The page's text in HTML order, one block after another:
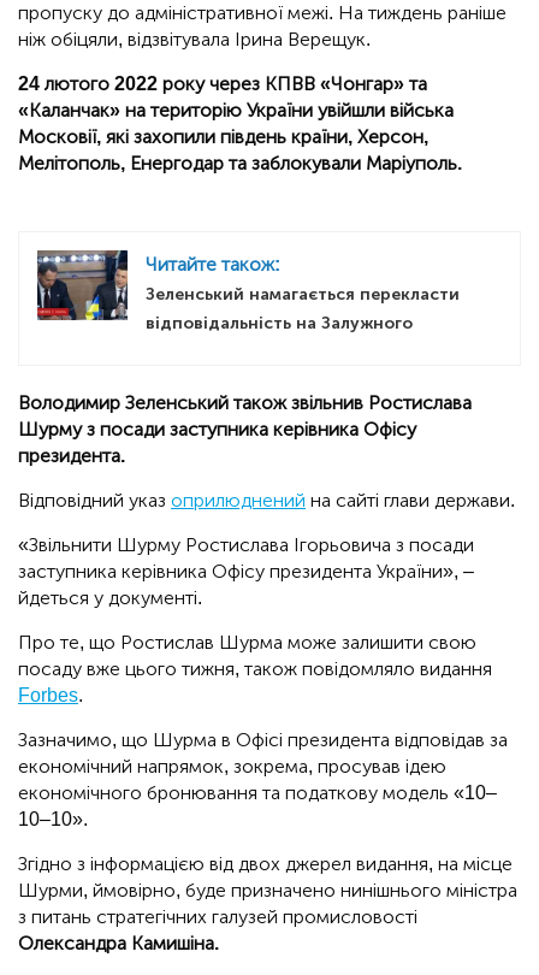
пропуску до адміністративної межі. На тиждень раніше
ніж обіцяли, відзвітувала Ірина Верещук.
24 лютого 2022 року через КПВВ «Чонгар» та
«Каланчак» на територію України увійшли війська
Московії, які захопили південь країни, Херсон,
Мелітополь, Енергодар та заблокували Маріуполь.
Читайте також:
Зеленський намагається перекласти
відповідальність на Залужного
Володимир Зеленський також звільнив Ростислава
Шурму з посади заступника керівника Офісу
президента.
Відповідний указ оприлюднений на сайті глави держави.
«Звільнити Шурму Ростислава Ігорьовича з посади
заступника керівника Офісу президента України», –
йдеться у документі.
Про те, що Ростислав Шурма може залишити свою
посаду вже цього тижня, також повідомляло видання
Forbes.
Зазначимо, що Шурма в Офісі президента відповідав за
економічний напрямок, зокрема, просував ідею
економічного бронювання та податкову модель «10–
10–10».
Згідно з інформацією від двох джерел видання, на місце
Шурми, ймовірно, буде призначено нинішнього міністра
з питань стратегічних галузей промисловості
Олександра Камишіна.